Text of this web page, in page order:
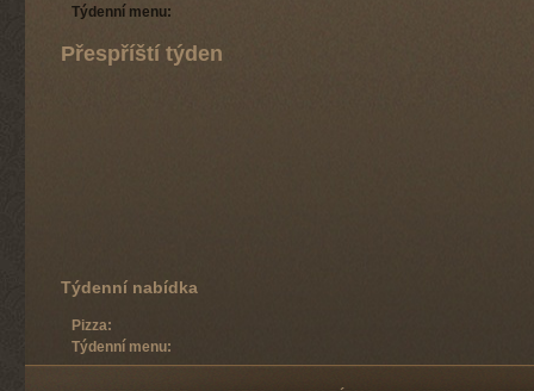
Týdenní menu:
Přespříští týden
Týdenní nabídka
Pizza:
Týdenní menu: